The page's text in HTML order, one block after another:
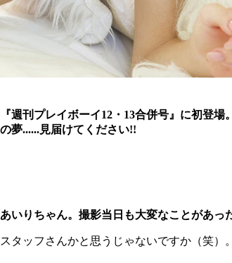
週刊プレイボーイ12・13合併号』に初登
夢......見届けてください!!
りちゃん。撮影当日も大変なことがあっ
ッフさんかと思うじゃないですか（笑）